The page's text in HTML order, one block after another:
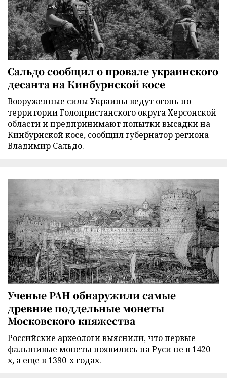
Сальдо сообщил о провале украинского
десанта на Кинбурнской косе
Вооруженные силы Украины ведут огонь по
территории Голопристанского округа Херсонской
области и предпринимают попытки высадки на
Кинбурнской косе, сообщил губернатор региона
Владимир Сальдо.
Ученые РАН обнаружили самые
древние поддельные монеты
Московского княжества
Российские археологи выяснили, что первые
фальшивые монеты появились на Руси не в 1420-
х, а еще в 1390-х годах.